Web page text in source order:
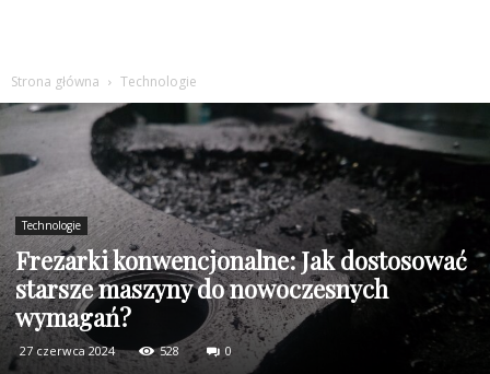
Strona główna Technologie
Technologie
Frezarki konwencjonalne: Jak dostosować
starsze maszyny do nowoczesnych
wymagań?
27 czerwca 2024 528 0